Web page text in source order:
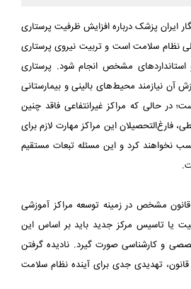
ایران پزشک درباره افزایش ظرفیت پرستاری
نظام سلامت است و تربیت نیروی پرستاری
استانداردهای مشخص انجام شود. پرستاری
آن نیازمند محیط‌های بالینی و بیمارستانی
در حالی که مراکز غیرانتفاعی فاقد چنین
فارغ‌التحصیلان این مراکز مهارت لازم برای
نخواهند کرد و این مسئله تبعات مستقیم
مشخص در زمینه توسعه مراکز آموزشی
یا تاسیس مرکز جدید باید بر اساس این
و کارشناسی صورت گیرد. نادیده گرفتن
قانون، تهدیدی جدی برای آینده نظام سلامت